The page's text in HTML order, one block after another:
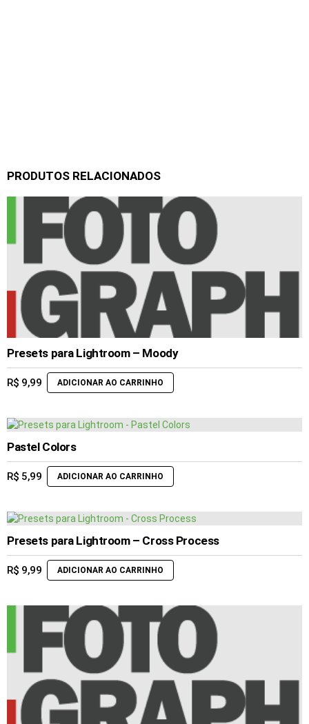
PRODUTOS RELACIONADOS
Presets para Lightroom – Moody
R$ 9,99 ADICIONAR AO CARRINHO
Pastel Colors
R$ 5,99 ADICIONAR AO CARRINHO
Presets para Lightroom – Cross Process
R$ 9,99 ADICIONAR AO CARRINHO